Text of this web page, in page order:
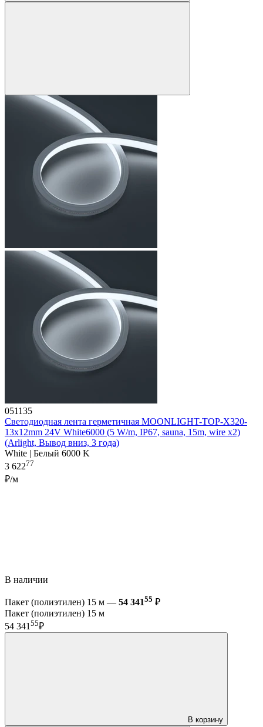
051135
Светодиодная лента герметичная MOONLIGHT-TOP-X320-
13x12mm 24V White6000 (5 W/m, IP67, sauna, 15m, wire x2)
(Arlight, Вывод вниз, 3 года)
White | Белый 6000 K
3 62277
₽/м
В наличии
Пакет (полиэтилен) 15 м — 54 34155 ₽
Пакет (полиэтилен) 15 м
54 34155₽
В корзину